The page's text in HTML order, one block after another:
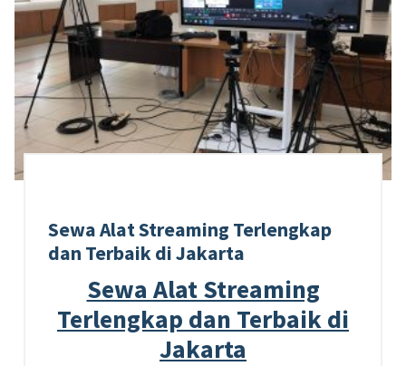
Sewa Alat Streaming Terlengkap
dan Terbaik di Jakarta
Sewa Alat Streaming
Terlengkap dan Terbaik di
Jakarta